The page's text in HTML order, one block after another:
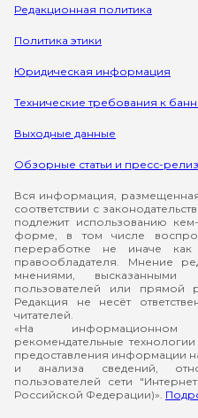
Редакционная политика
Политика этики
Юридическая информация
Технические требования к
Выходные данные
Обзорные статьи и пресс-
Вся информация,
соответствии с
подлежит использованию
форме, в том числе
переработке не иначе
правообладателя. Мнение
мнениями, высказанными
пользователей или прямой
Редакция не несёт
читателей.
«На информационном
рекомендательные
предоставления информации
и анализа сведений,
пользователей сети
Российской Федерации)».